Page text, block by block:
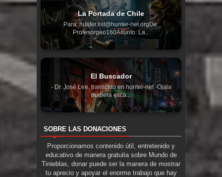
La Portada de Chile
Para: hunter.list@hunter-net.orgDe:
Profesorgeo160Asunto: La...
El Buscador
- Dr. José Lee, transcrito en hunter-net -Ojala
pudiera esca...
SOBRE LAS DONACIONES
Proporcionamos contenido útil, entretenido y
educativo de manera gratuita sobre Mundo de
Tinieblas, donar puede ser la manera de mostrar
tu aprecio y apoyar el enorme trabajo que hay